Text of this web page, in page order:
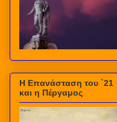
Η Επανάσταση του `21
και η Πέργαμος